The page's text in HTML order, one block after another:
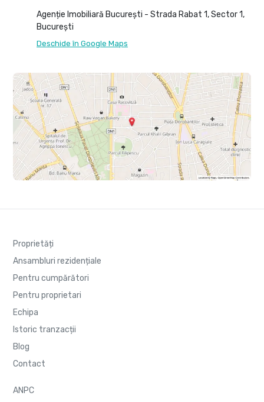
Agenție Imobiliară București - Strada Rabat 1, Sector 1,
București
Deschide în Google Maps
Proprietăți
Ansambluri rezidențiale
Pentru cumpărători
Pentru proprietari
Echipa
Istoric tranzacții
Blog
Contact
ANPC